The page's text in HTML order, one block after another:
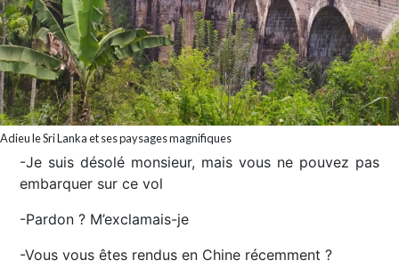
Adieu le Sri Lanka et ses paysages magnifiques
-Je suis désolé monsieur, mais vous ne pouvez pas
embarquer sur ce vol
-Pardon ? M’exclamais-je
-Vous vous êtes rendus en Chine récemment ?